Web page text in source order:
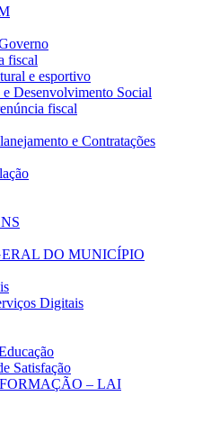
fiscal
e esportivo
e Desenvolvimento Social
fiscal
e Contratações
DO MUNICÍPIO
Digitais
Satisfação
– LAI